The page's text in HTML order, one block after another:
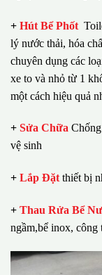
+ Hút Bể Phốt
lý nước thải, hóa
chuyên dụng các
xe to và nhỏ từ 1
một cách hiệu quả
+ Sửa Chữa
vệ sinh
+ Lắp Đặt thiết bị
+ Thau Rửa Bể
ngầm,bể inox,